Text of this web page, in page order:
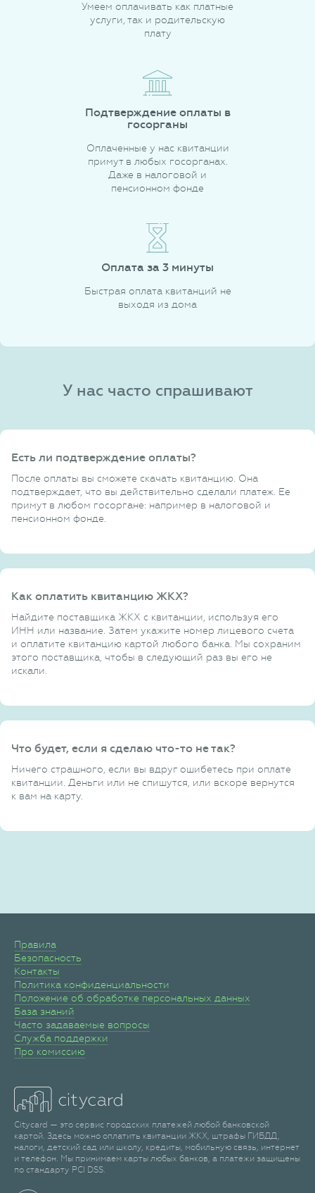
Умеем оплачивать как платные
услуги, так и родительскую
плату
Подтверждение оплаты в
госорганы
Оплаченные у нас квитанции
примут в любых госорганах.
Даже в налоговой и
пенсионном фонде
Оплата за 3 минуты
Быстрая оплата квитанций не
выходя из дома
У нас часто спрашивают
Есть ли подтверждение оплаты?
После оплаты вы сможете скачать квитанцию. Она
подтверждает, что вы действительно сделали платеж. Ее
примут в любом госоргане: например в налоговой и
пенсионном фонде.
Как оплатить квитанцию ЖКХ?
Найдите поставщика ЖКХ с квитанции, используя его
ИНН или название. Затем укажите номер лицевого счета
и оплатите квитанцию картой любого банка. Мы сохраним
этого поставщика, чтобы в следующий раз вы его не
искали.
Что будет, если я сделаю что-то не так?
Ничего страшного, если вы вдруг ошибетесь при оплате
квитанции. Деньги или не спишутся, или вскоре вернутся
к вам на карту.
Правила
Безопасность
Контакты
Политика конфиденциальности
Положение об обработке персональных данных
База знаний
Часто задаваемые вопросы
Служба поддержки
Про комиссию
Citycard — это сервис городских платежей любой банковской
картой. Здесь можно оплатить квитанции ЖКХ, штрафы ГИБДД,
налоги, детский сад или школу, кредиты, мобильную связь, интернет
и телефон. Мы принимаем карты любых банков, а платежи защищены
по стандарту PCI DSS.